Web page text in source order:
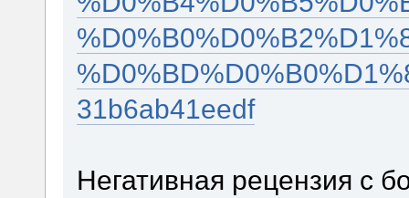
31b6ab41eedf
Негативная рецензия с